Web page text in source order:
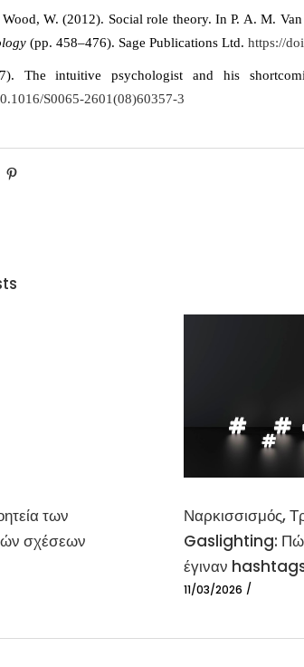
W. (2012). Social role theory. In P. A. M.
(pp. 458–476). Sage Publications Ltd. https://
The intuitive psychologist and his
S0065-2601(08)60357-3
των
σχέσεων
Ναρκισσισμός,
Gaslighting: Πώς
έγιναν
11/03/2026